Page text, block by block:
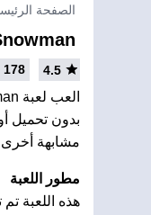
الصفحة
4.5
178
بدون تحميل
مشابهة
مطور اللعبة